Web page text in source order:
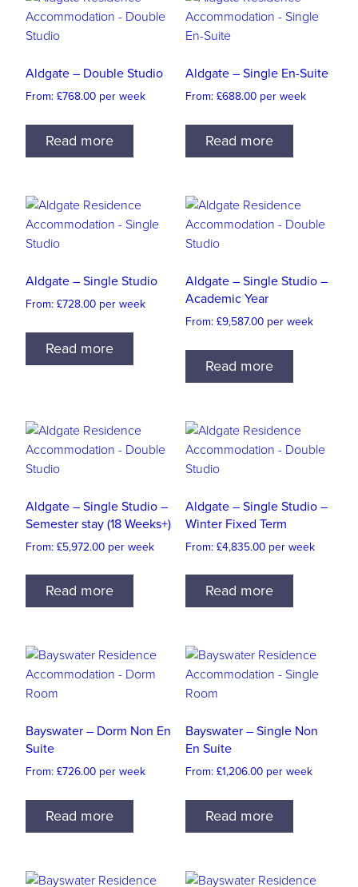
Aldgate – Double Studio
From: £768.00 per week
Read more
Aldgate – Single En-Suite
From: £688.00per week
Read more
Aldgate – Single Studio
From: £728.00 per week
Read more
Aldgate – Single Studio –
Academic Year
From: £9,587.00per week
Read more
Aldgate – Single Studio –
Semester stay (18 Weeks+)
From: £5,972.00 per week
Read more
Aldgate – Single Studio –
Winter Fixed Term
From: £4,835.00per week
Read more
Bayswater – Dorm Non En
Suite
From: £726.00 per week
Read more
Bayswater – Single Non
En Suite
From: £1,206.00per week
Read more